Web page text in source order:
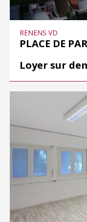
RENENS VD
PLACE DE
Loyer sur